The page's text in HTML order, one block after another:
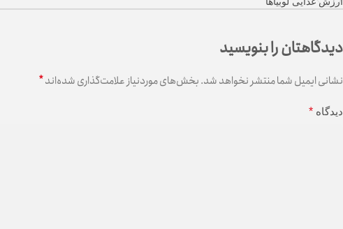
دیدگاهتان را بنویسید
نشانی ایمیل شما منتشر نخواهد شد.بخش‌های موردنیاز علامت‌گذاری شده‌اند*
دیدگاه *